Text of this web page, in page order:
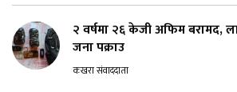
२ वर्षमा २६ केजी अफिम बरामद,
जना पक्राउ
कखरा संवाददाता